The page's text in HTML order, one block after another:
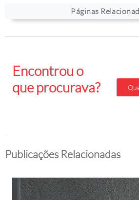
Páginas
Encontrou o
que procurava?
Publicações Relacionadas